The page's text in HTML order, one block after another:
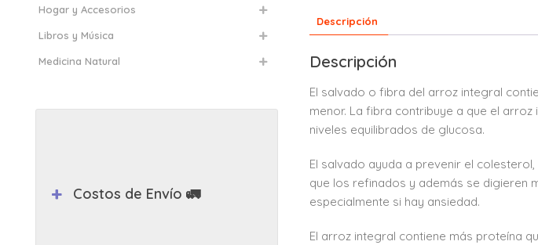
Descripción
Descripción
El salvado o fibra del arroz integral
menor. La fibra contribuye a que el
niveles equilibrados de glucosa.
El salvado ayuda a prevenir el
que los refinados y además se digieren
especialmente si hay ansiedad.
El arroz integral contiene más proteína
Hogar y Accesorios
Libros y Música
Medicina Natural
Costos de Envío 🚛